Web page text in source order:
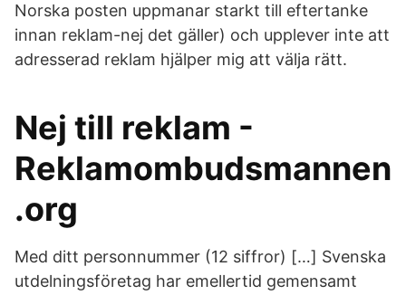
Norska posten uppmanar starkt till eftertanke
innan reklam-nej det gäller) och upplever inte att
adresserad reklam hjälper mig att välja rätt.
Nej till reklam -
Reklamombudsmannen
.org
Med ditt personnummer (12 siffror) […] Svenska
utdelningsföretag har emellertid gemensamt